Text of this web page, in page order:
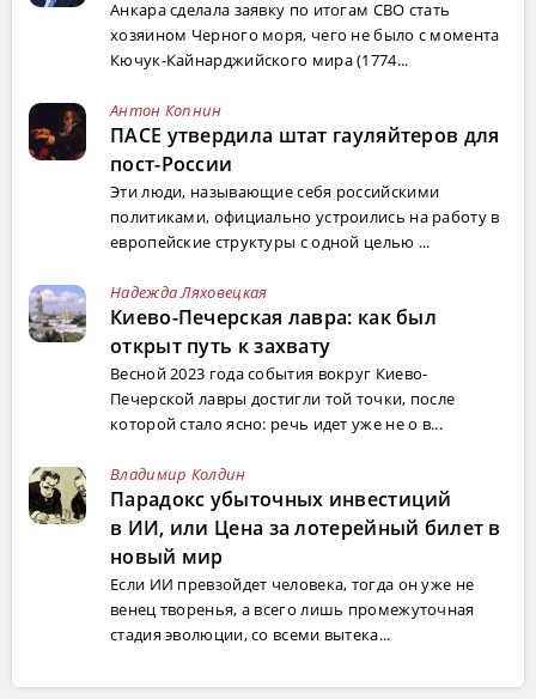
Анкара сделала заявку по итогам СВО стать
хозяином Черного моря, чего не было с момента
Кючук-Кайнарджийского мира (1774...
Антон Копнин
ПАСЕ утвердила штат гауляйтеров для
пост-России
Эти люди, называющие себя российскими
политиками, официально устроились на работу в
европейские структуры с одной целью ...
Надежда Ляховецкая
Киево-Печерская лавра: как был
открыт путь к захвату
Весной 2023 года события вокруг Киево-
Печерской лавры достигли той точки, после
которой стало ясно: речь идет уже не о в...
Владимир Колдин
Парадокс убыточных инвестиций
в ИИ, или Цена за лотерейный билет в
новый мир
Если ИИ превзойдет человека, тогда он уже не
венец творенья, а всего лишь промежуточная
стадия эволюции, со всеми вытека...